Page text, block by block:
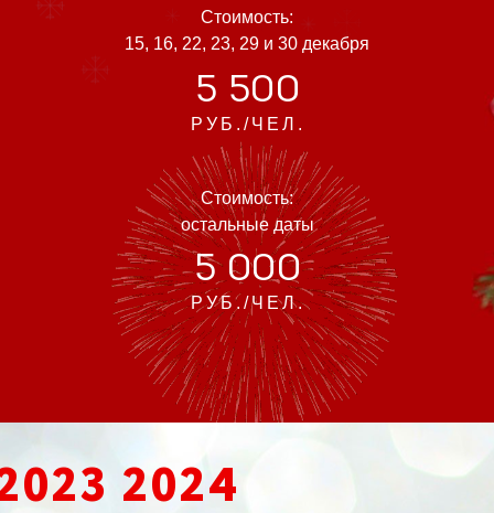
РУБ./ЧЕЛ.
РУБ./ЧЕЛ.
5 500
5 000
Стоимость:
15, 16, 22, 23, 29 и 30 декабря
Стоимость:
остальные даты
2024